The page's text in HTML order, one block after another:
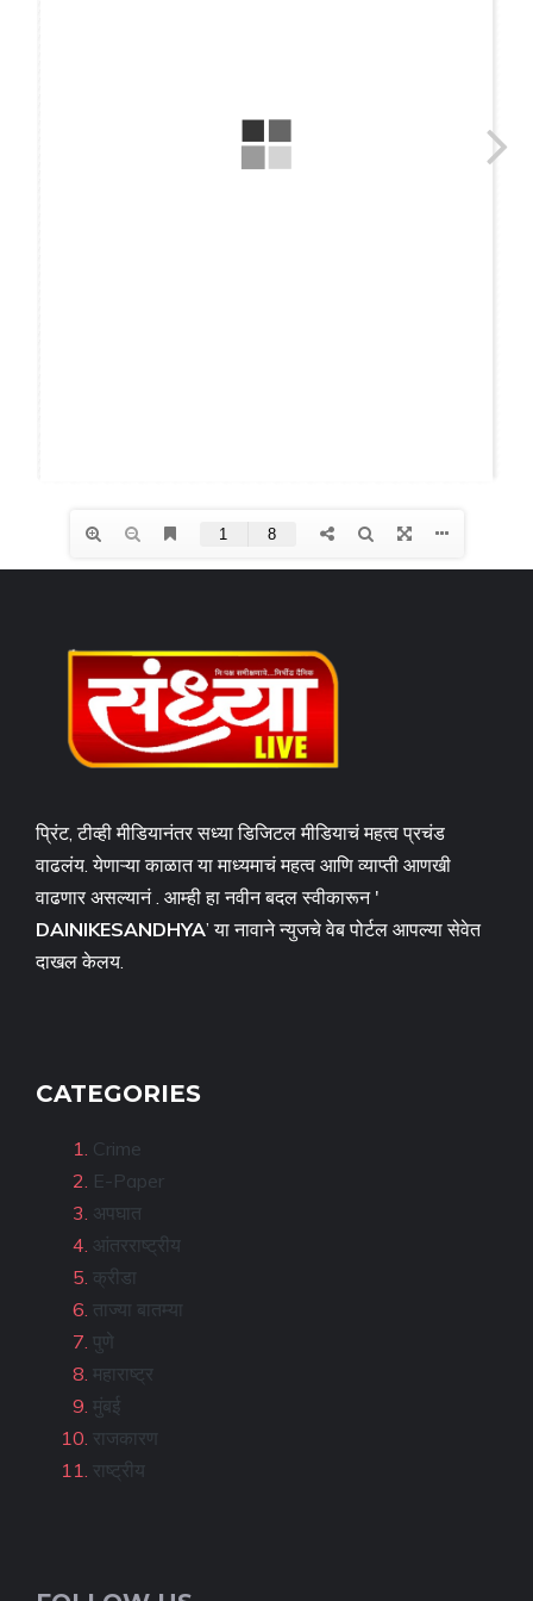
प्रिंट, टीव्ही मीडियानंतर सध्या डिजिटल मीडियाचं महत्व प्रचंड
वाढलंय. येणाऱ्या काळात या माध्यमाचं महत्व आणि व्याप्ती आणखी
वाढणार असल्यानं . आम्ही हा नवीन बदल स्वीकारून '
DAINIKESANDHYA’ या नावाने न्युजचे वेब पोर्टल आपल्या सेवेत
दाखल केलय.
CATEGORIES
Crime
E-Paper
अपघात
आंतरराष्ट्रीय
क्रीडा
ताज्या बातम्या
पुणे
महाराष्ट्र
मुंबई
राजकारण
राष्ट्रीय